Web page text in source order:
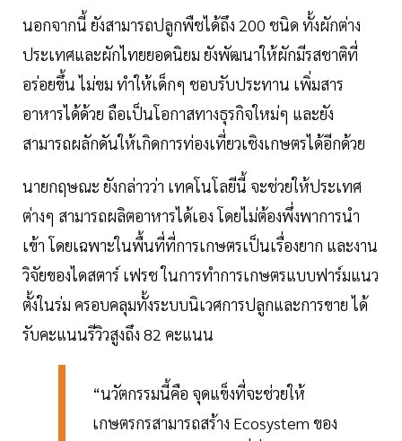
นอกจากนี้ ยังสามารถปลูกพืชได้ถึง 200 ชนิด ทั้งผักต่าง
ประเทศและผักไทยยอดนิยม ยังพัฒนาให้ผักมีรสชาติที่
อร่อยขึ้น ไม่ขม ทำให้เด็กๆ ชอบรับประทาน เพิ่มสาร
อาหารได้ด้วย ถือเป็นโอกาสทางธุรกิจใหม่ๆ และยัง
สามารถผลักดันให้เกิดการท่องเที่ยวเชิงเกษตรได้อีกด้วย
นายกฤษณะ ยังกล่าวว่า เทคโนโลยีนี้ จะช่วยให้ประเทศ
ต่างๆ สามารถผลิตอาหารได้เอง โดยไม่ต้องพึ่งพาการนำ
เข้า โดยเฉพาะในพื้นที่ที่การเกษตรเป็นเรื่องยาก และงาน
วิจัยของไดสตาร์ เฟรช ในการทำการเกษตรแบบฟาร์มแนว
ตั้งในร่ม ครอบคลุมทั้งระบบนิเวศการปลูกและการขาย ได้
รับคะแนนรีวิวสูงถึง 82 คะแนน
“นวัตกรรมนี้คือ จุดแข็งที่จะช่วยให้
เกษตรกรสามารถสร้าง Ecosystem ของ